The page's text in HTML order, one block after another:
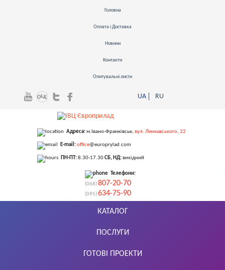
Головна
Оплата і Доставка
Новини
Контакти
Опитувальні листи
UA RU
Адреса:м.Івано-Франківськ, вул. Ленкавського, 22
E-mail:office@europrylad.com
ПН-ПТ:8.30-17.30СБ, НД:вихідний
Телефони:
(068)807-20-70
(095)634-75-90
КАТАЛОГ
ПОСЛУГИ
ГОТОВІ ПРОЕКТИ